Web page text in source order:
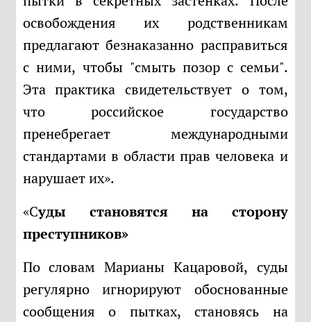
освобождения их родственникам
предлагают безнаказанно расправиться
с ними, чтобы "смыть позор с семьи".
Эта практика свидетельствует о том,
что российское государство
пренебрегает международными
стандартами в области прав человека и
нарушает их».
«Суды становятся на сторону
преступников»
По словам Марианы Кацаровой, суды
регулярно игнорируют обоснованные
сообщения о пытках, становясь на